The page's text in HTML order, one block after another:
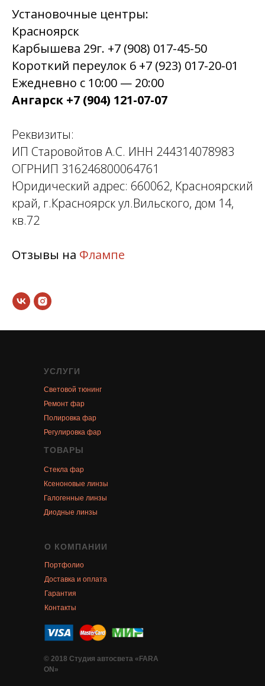
Установочные центры:
Красноярск
Карбышева 29г. +7 (908) 017-45-50
Короткий переулок 6 +7 (923) 017-20-01
Ежедневно с 10:00 — 20:00
Ангарск +7 (904) 121-07-07
Реквизиты:
ИП Старовойтов А.С. ИНН 244314078983
ОГРНИП 316246800064761
Юридический адрес: 660062, Красноярский
край, г.Красноярск ул.Вильского, дом 14,
кв.72
Отзывы на Флампе
УСЛУГИ
Световой тюнинг
Ремонт фар
Полировка фар
Регулировка фар
ТОВАРЫ
Стекла фар
Ксеноновые линзы
Галогенные линзы
Диодные линзы
О КОМПАНИИ
Портфолио
Доставка и оплата
Гарантия
Контакты
© 2018 Студия автосвета «FARA
ON»